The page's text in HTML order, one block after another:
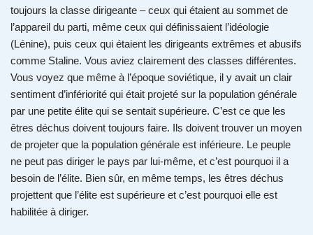
toujours la classe dirigeante – ceux qui étaient au sommet de
l’appareil du parti, même ceux qui définissaient l’idéologie
(Lénine), puis ceux qui étaient les dirigeants extrêmes et abusifs
comme Staline. Vous aviez clairement des classes différentes.
Vous voyez que même à l’époque soviétique, il y avait un clair
sentiment d’infériorité qui était projeté sur la population générale
par une petite élite qui se sentait supérieure. C’est ce que les
êtres déchus doivent toujours faire. Ils doivent trouver un moyen
de projeter que la population générale est inférieure. Le peuple
ne peut pas diriger le pays par lui-même, et c’est pourquoi il a
besoin de l’élite. Bien sûr, en même temps, les êtres déchus
projettent que l’élite est supérieure et c’est pourquoi elle est
habilitée à diriger.